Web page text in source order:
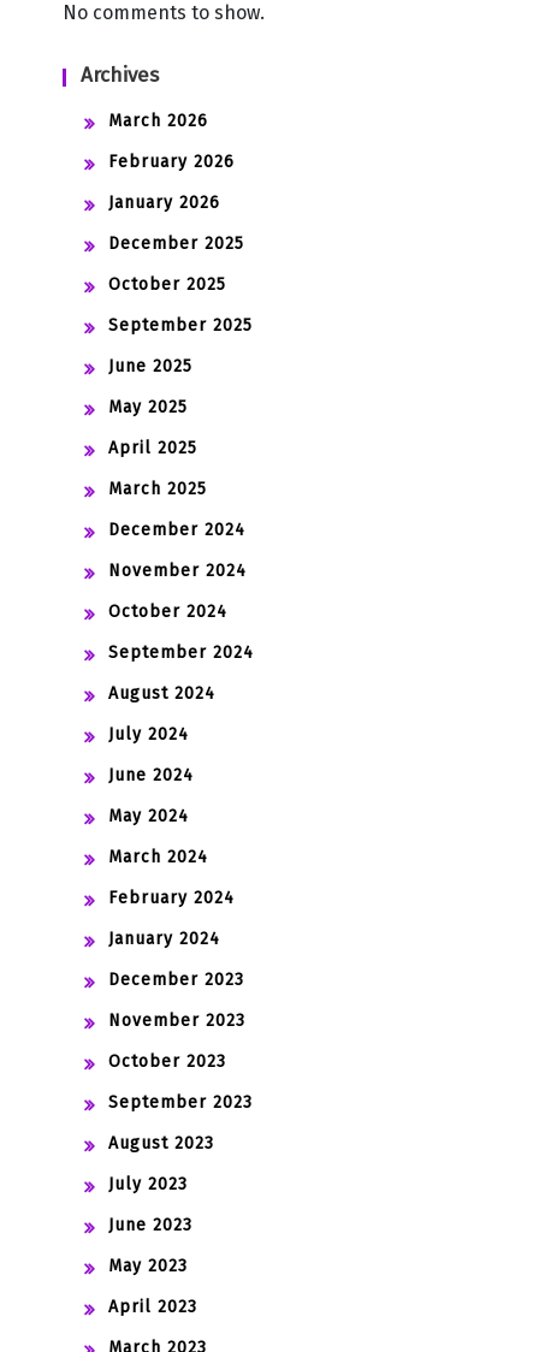
No comments to show.
Archives
March 2026
February 2026
January 2026
December 2025
October 2025
September 2025
June 2025
May 2025
April 2025
March 2025
December 2024
November 2024
October 2024
September 2024
August 2024
July 2024
June 2024
May 2024
March 2024
February 2024
January 2024
December 2023
November 2023
October 2023
September 2023
August 2023
July 2023
June 2023
May 2023
April 2023